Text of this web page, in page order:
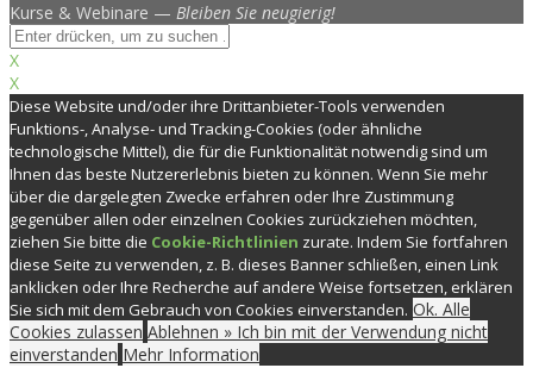
Kurse & Webinare — Bleiben Sie neugierig!
X
X
Diese Website und/oder ihre Drittanbieter-Tools verwenden
Funktions-, Analyse- und Tracking-Cookies (oder ähnliche
technologische Mittel), die für die Funktionalität notwendig sind um
Ihnen das beste Nutzererlebnis bieten zu können. Wenn Sie mehr
über die dargelegten Zwecke erfahren oder Ihre Zustimmung
gegenüber allen oder einzelnen Cookies zurückziehen möchten,
ziehen Sie bitte die Cookie-Richtlinien zurate. Indem Sie fortfahren
diese Seite zu verwenden, z. B. dieses Banner schließen, einen Link
anklicken oder Ihre Recherche auf andere Weise fortsetzen, erklären
Sie sich mit dem Gebrauch von Cookies einverstanden. Ok. Alle
Cookies zulassen Ablehnen » Ich bin mit der Verwendung nicht
einverstanden Mehr Information